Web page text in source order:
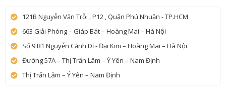
121B Nguyễn Văn Trỗi , P12 , Quận Phú Nhuận - TP.HCM
663 Giải Phóng – Giáp Bát – Hoàng Mai – Hà Nội
Số 9 B1 Nguyễn Cảnh Dị - Đại Kim – Hoàng Mai – Hà Nội
Đường 57A – Thị Trấn Lâm – Ý Yên – Nam Định
Thị Trấn Lâm – Ý Yên – Nam Định